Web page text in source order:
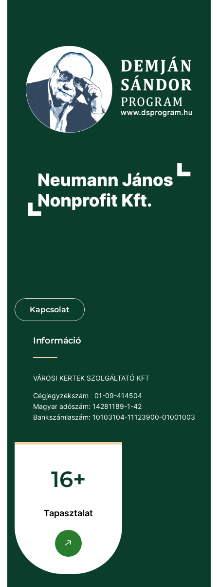
Információ
VÁROSI KERTEK SZOLGÁLTATÓ KFT
Cégjegyzékszám
01-09-414504
Magyar adószám: 14281189-1-42
Bankszámlaszám: 10103104-11123900-01001003
16
Tapasztalat